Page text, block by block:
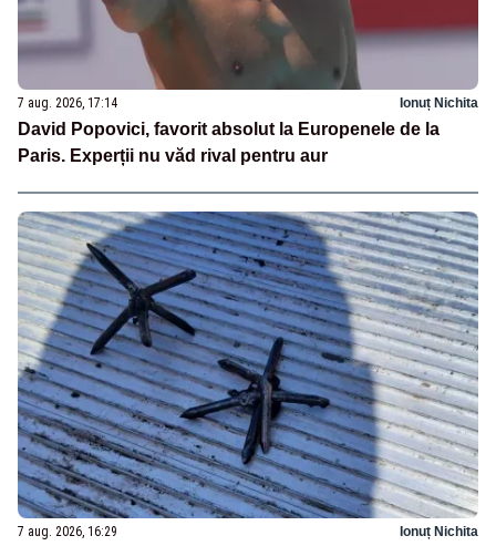
7 aug. 2026, 17:14 Ionuț Nichita
David Popovici, favorit absolut la Europenele de la
Paris. Experții nu văd rival pentru aur
7 aug. 2026, 16:29 Ionuț Nichita